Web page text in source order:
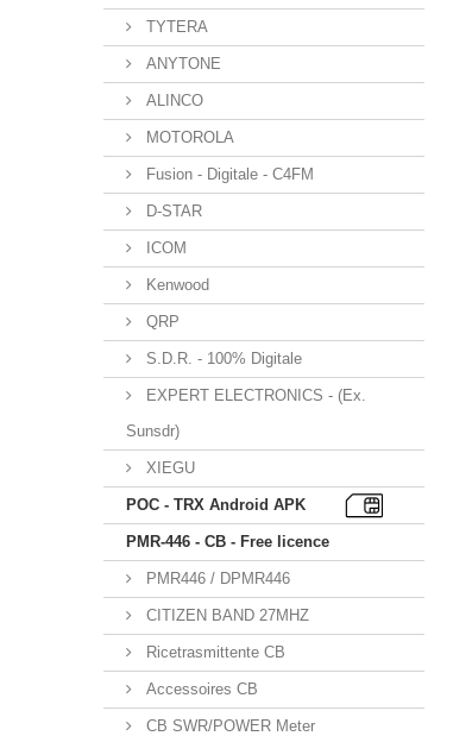
TYTERA
ANYTONE
ALINCO
MOTOROLA
Fusion - Digitale - C4FM
D-STAR
ICOM
Kenwood
QRP
S.D.R. - 100% Digitale
EXPERT ELECTRONICS - (Ex.
Sunsdr)
XIEGU
POC - TRX Android APK
PMR-446 - CB - Free licence
PMR446 / DPMR446
CITIZEN BAND 27MHZ
Ricetrasmittente CB
Accessoires CB
CB SWR/POWER Meter